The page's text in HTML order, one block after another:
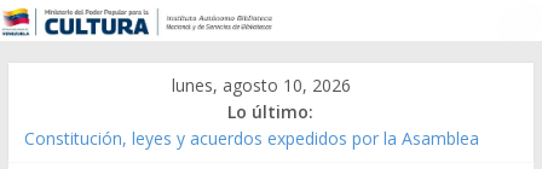
lunes, agosto 10, 2026
Lo último:
Constitución, leyes y acuerdos expedidos por la Asamblea